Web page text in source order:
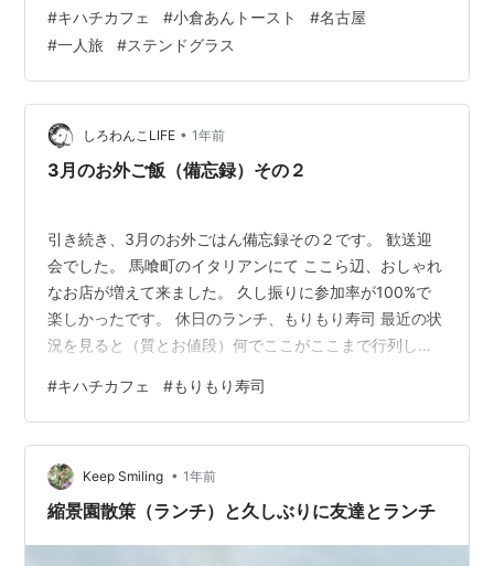
#キハチカフェ #小倉あんトースト #名古屋
#一人旅 #ステンドグラス
しろわんこLIFE • 1年前
3月のお外ご飯（備忘録）その２
引き続き、3月のお外ごはん備忘録その２です。 歓送迎
会でした。 馬喰町のイタリアンにて ここら辺、おしゃれ
なお店が増えて来ました。 久し振りに参加率が100%で
楽しかったです。 休日のランチ、もりもり寿司 最近の状
況を見ると（質とお値段）何でここがここまで行列して
ツタイム Jのナポレオンパイセット 無理かと思ってたの
にぺろっと食べちゃった。 オットのストロベリーパフェ
可愛いですね🍓 別の日 町田のヨドバシカメラに行って、
掃除機を購入した日のランチ カプリチョーザに行ってみ
ました。 イカサラダ。意外なことにかなりマリネされた
#キハチカフェ #もりもり寿司
Keep Smiling • 1年前
縮景園散策（ランチ）と久しぶりに友達とランチ